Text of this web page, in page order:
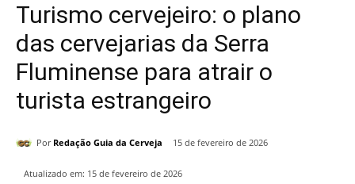
Turismo cervejeiro: o plano
das cervejarias da Serra
Fluminense para atrair o
turista estrangeiro
Por Redação Guia da Cerveja 15 de fevereiro de 2026
Atualizado em: 15 de fevereiro de 2026